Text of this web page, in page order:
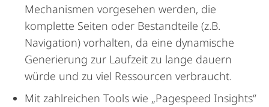
Mechanismen vorgesehen werden, die
komplette Seiten oder Bestandteile (z.B.
Navigation) vorhalten, da eine dynamische
Generierung zur Laufzeit zu lange dauern
würde und zu viel Ressourcen verbraucht.
Mit zahlreichen Tools wie „Pagespeed Insights“